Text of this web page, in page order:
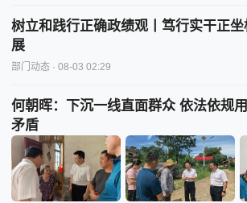
树立和践行正确政绩观丨笃行实干正
展
部门动态 · 08-03 02:29
何朝晖：下沉一线直面群众 依法依规
矛盾